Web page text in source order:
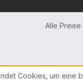
Alle
Cookies, um eine